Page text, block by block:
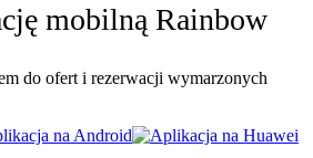
mobilną Rainbow
do ofert i rezerwacji wymarzonych